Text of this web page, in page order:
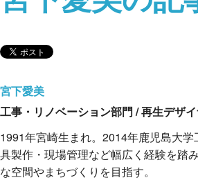
宮下愛美
工事・リノベーション部門 / 再生デザ
1991年宮崎生まれ。2014年鹿児島大
具製作・現場管理など幅広く経験を踏
な空間やまちづくりを目指す。